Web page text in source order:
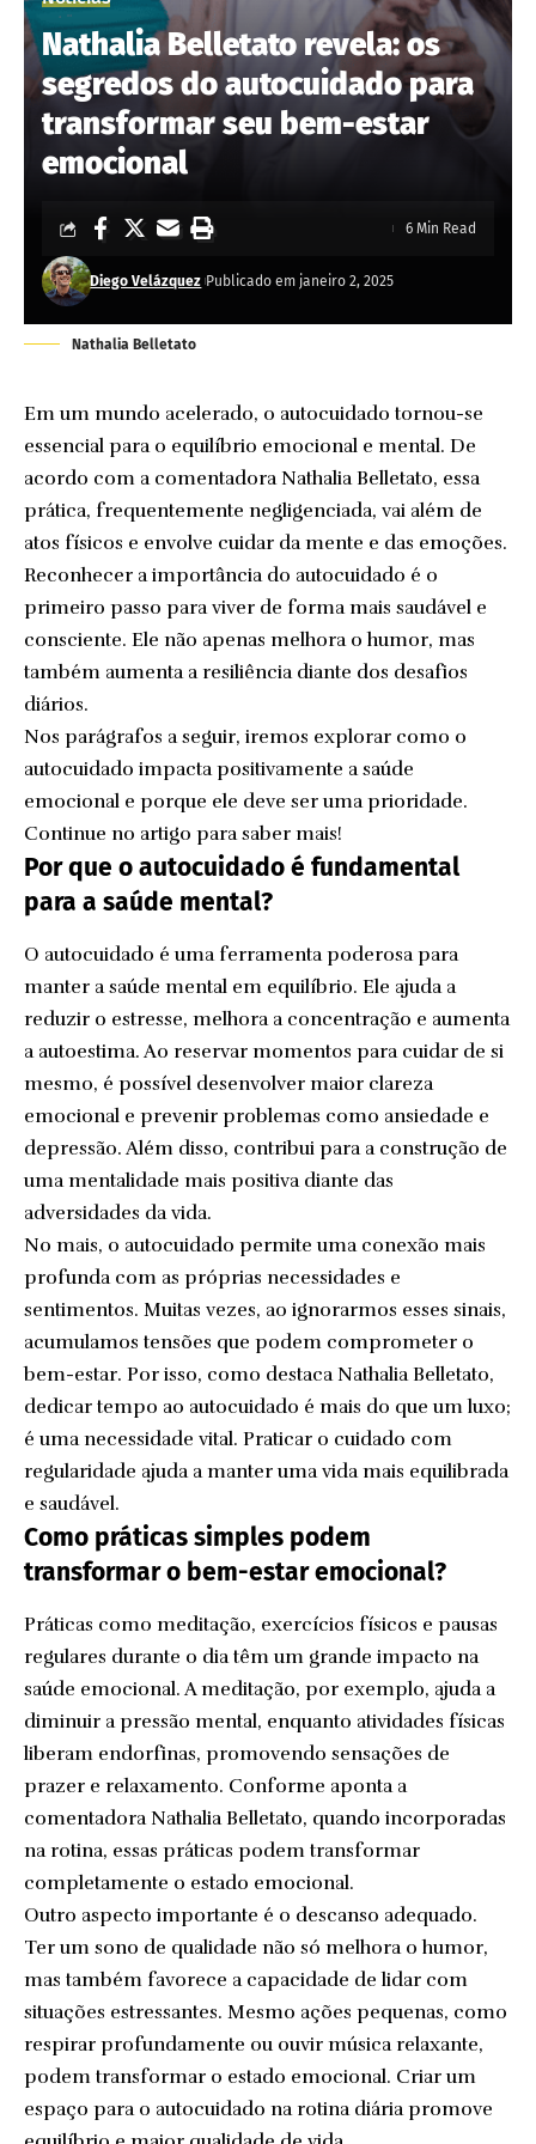
Nathalia Belletato revela: os
segredos do autocuidado para
transformar seu bem-estar
emocional
Diego Velázquez Publicado em janeiro 2, 2025
6 Min Read
Nathalia Belletato
Em um mundo acelerado, o autocuidado tornou-se
essencial para o equilíbrio emocional e mental. De
acordo com a comentadora Nathalia Belletato, essa
prática, frequentemente negligenciada, vai além de
atos físicos e envolve cuidar da mente e das emoções.
Reconhecer a importância do autocuidado é o
primeiro passo para viver de forma mais saudável e
consciente. Ele não apenas melhora o humor, mas
também aumenta a resiliência diante dos desafios
diários.
Nos parágrafos a seguir, iremos explorar como o
autocuidado impacta positivamente a saúde
emocional e porque ele deve ser uma prioridade.
Continue no artigo para saber mais!
Por que o autocuidado é fundamental
para a saúde mental?
O autocuidado é uma ferramenta poderosa para
manter a saúde mental em equilíbrio. Ele ajuda a
reduzir o estresse, melhora a concentração e aumenta
a autoestima. Ao reservar momentos para cuidar de si
mesmo, é possível desenvolver maior clareza
emocional e prevenir problemas como ansiedade e
depressão. Além disso, contribui para a construção de
uma mentalidade mais positiva diante das
adversidades da vida.
No mais, o autocuidado permite uma conexão mais
profunda com as próprias necessidades e
sentimentos. Muitas vezes, ao ignorarmos esses sinais,
acumulamos tensões que podem comprometer o
bem-estar. Por isso, como destaca Nathalia Belletato,
dedicar tempo ao autocuidado é mais do que um luxo;
é uma necessidade vital. Praticar o cuidado com
regularidade ajuda a manter uma vida mais equilibrada
e saudável.
Como práticas simples podem
transformar o bem-estar emocional?
Práticas como meditação, exercícios físicos e pausas
regulares durante o dia têm um grande impacto na
saúde emocional. A meditação, por exemplo, ajuda a
diminuir a pressão mental, enquanto atividades físicas
liberam endorfinas, promovendo sensações de
prazer e relaxamento. Conforme aponta a
comentadora Nathalia Belletato, quando incorporadas
na rotina, essas práticas podem transformar
completamente o estado emocional.
Outro aspecto importante é o descanso adequado.
Ter um sono de qualidade não só melhora o humor,
mas também favorece a capacidade de lidar com
situações estressantes. Mesmo ações pequenas, como
respirar profundamente ou ouvir música relaxante,
podem transformar o estado emocional. Criar um
espaço para o autocuidado na rotina diária promove